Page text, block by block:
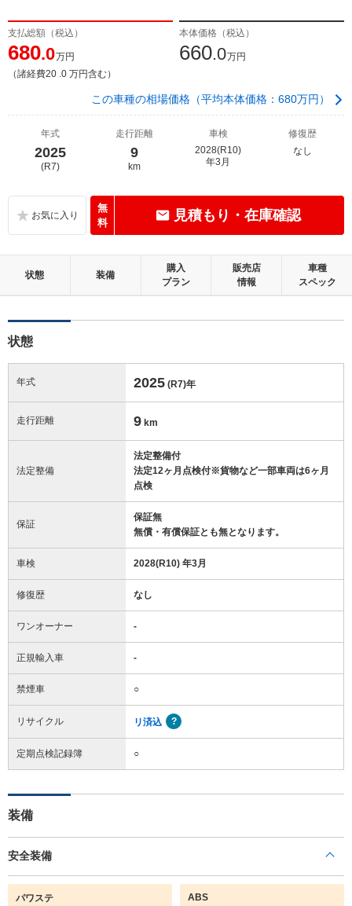
支払総額（税込）
680.0万円
（諸経費20 .0 万円含む）
本体価格（税込）
660.0万円
この車種の相場価格（平均本体価格：680万円）
年式
2025
(R7)
走行距離
9
km
車検
2028(R10)
年3月
修復歴
なし
無
料
見積もり・在庫確認
状態 装備
購入
プラン
販売店
情報
車種
スペック
状態
年式 2025 (R7)年
走行距離 9 km
法定整備
法定整備付
法定12ヶ月点検付※貨物など一部車両は6ヶ月
点検
保証
保証無
無償・有償保証とも無となります。
車検 2028(R10) 年3月
修復歴 なし
ワンオーナー -
正規輸入車 -
禁煙車 ○
リサイクル リ済込
定期点検記録簿 ○
装備
安全装備
パワステ ABS